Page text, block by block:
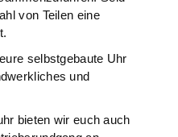
von Teilen eine
selbstgebaute Uhr
und
bieten wir euch auch